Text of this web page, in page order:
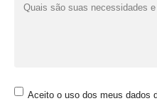
Aceito o uso dos meus dados